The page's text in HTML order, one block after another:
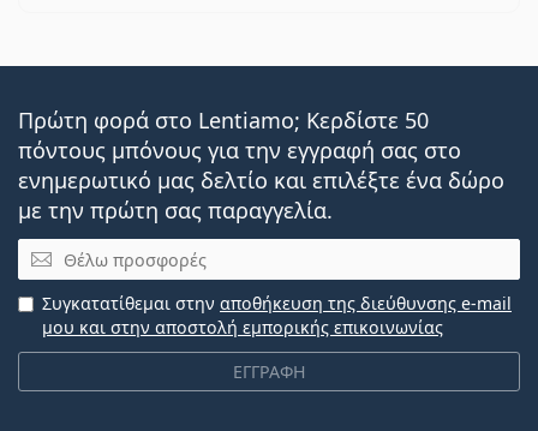
Πρώτη φορά στο Lentiamo; Κερδίστε 50
πόντους μπόνους για την εγγραφή σας στο
ενημερωτικό μας δελτίο και επιλέξτε ένα δώρο
με την πρώτη σας παραγγελία.
Email
ΕΓΓΡΑΦΗ
Συγκατατίθεμαι στην αποθήκευση της διεύθυνσης e-mail
μου και στην αποστολή εμπορικής επικοινωνίας